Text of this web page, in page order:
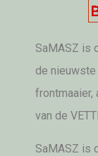
SaMASZ is
de nieuwste
frontmaaier,
van de
SaMASZ is